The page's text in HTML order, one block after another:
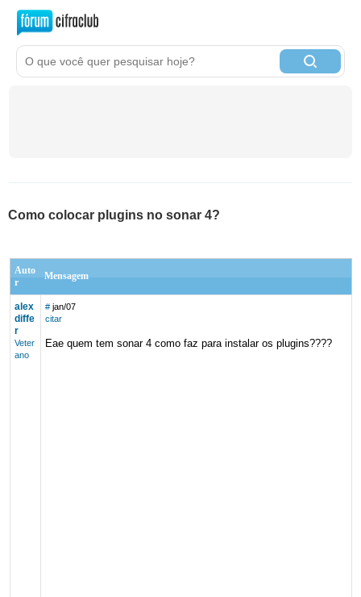
Como colocar plugins no sonar 4?
Auto
r
Mensagem
alex
diffe
r
Veter
ano
# jan/07
citar
Eae quem tem sonar 4 como faz para instalar os plugins????